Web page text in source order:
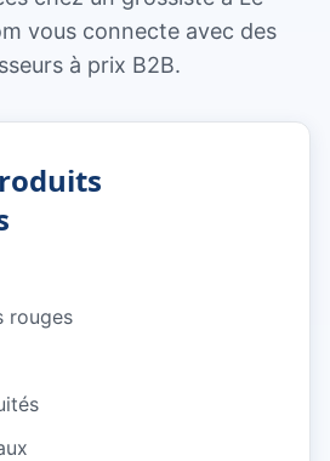
vous connecte avec des
à prix B2B.
rouges